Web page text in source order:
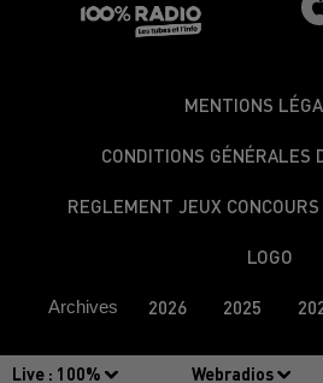
Live : 100% Webradios
MENTIONS
CONDITIONS GÉNÉRALES
REGLEMENT JEUX CONCOURS
LOGO
Archives 2026 2025